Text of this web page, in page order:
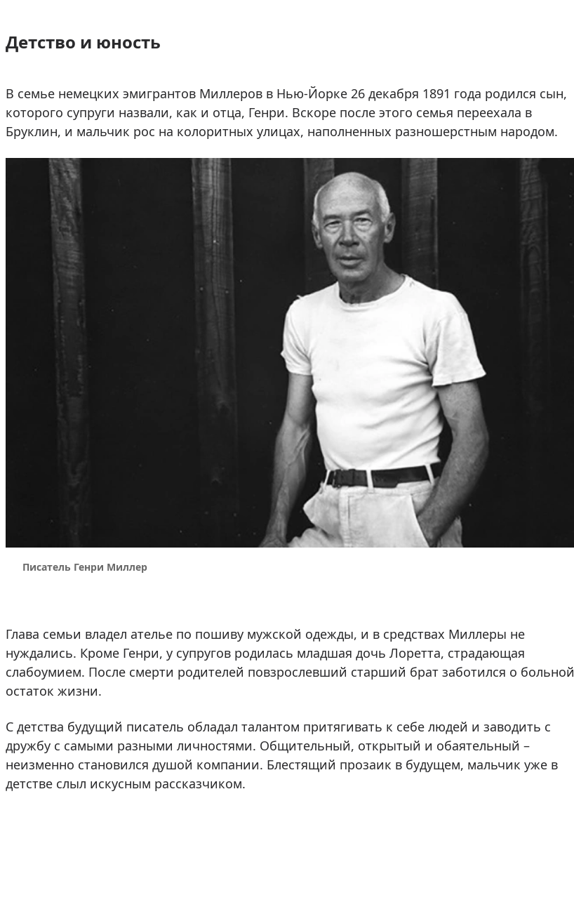
Детство и юность
В семье немецких эмигрантов Миллеров в Нью-Йорке 26 декабря 1891 года родился сын,
которого супруги назвали, как и отца, Генри. Вскоре после этого семья переехала в
Бруклин, и мальчик рос на колоритных улицах, наполненных разношерстным народом.
Писатель Генри Миллер
Глава семьи владел ателье по пошиву мужской одежды, и в средствах Миллеры не
нуждались. Кроме Генри, у супругов родилась младшая дочь Лоретта, страдающая
слабоумием. После смерти родителей повзрослевший старший брат заботился о больной
остаток жизни.
С детства будущий писатель обладал талантом притягивать к себе людей и заводить с
дружбу с самыми разными личностями. Общительный, открытый и обаятельный –
неизменно становился душой компании. Блестящий прозаик в будущем, мальчик уже в
детстве слыл искусным рассказчиком.